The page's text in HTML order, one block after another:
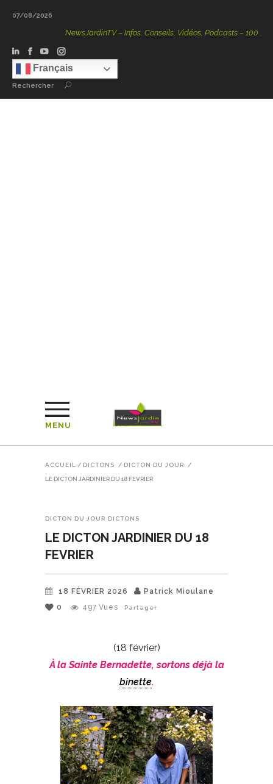
07/08/2026
NewsJardinTV – Infos, Conseils, Vidéos, Podcasts – 100 %
Français
Rechercher
MENU
ACCUEIL / DICTONS / DICTON DU JOUR /
LE DICTON JARDINIER DU 18 FEVRIER
DICTON DU JOUR DICTONS
LE DICTON JARDINIER DU 18
FEVRIER
18 FÉVRIER 2026
Patrick Mioulane
0
497 Vues Partager
(18 février)
À la Sainte Bernadette, sortons déjà la
binette.